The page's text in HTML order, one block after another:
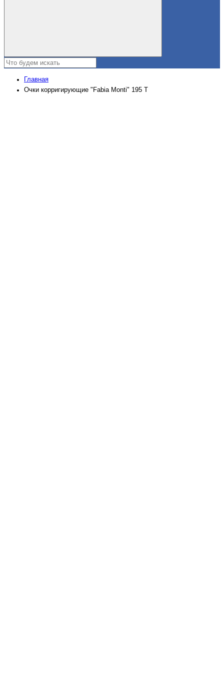
Главная
Очки корригирующие "Fabia Monti" 195 Т